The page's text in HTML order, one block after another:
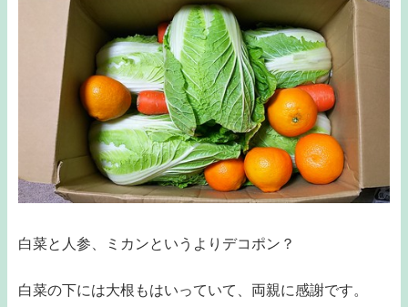
白菜と人参、ミカンというよりデコポン？
白菜の下には大根もはいっていて、両親に感謝です。